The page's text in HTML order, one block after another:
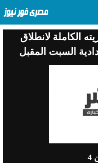
الكاملة لانطلاق
السبت المقبل